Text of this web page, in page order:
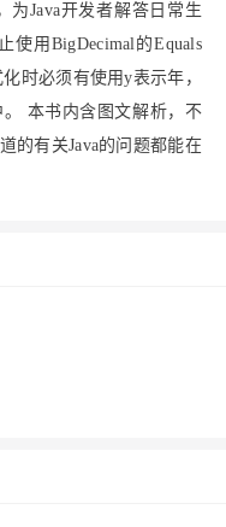
为Java开发者解答日常生
使用BigDecimal的Equals
时必须有使用y表示年，
本书内含图文解析，不
的有关Java的问题都能在